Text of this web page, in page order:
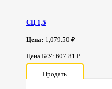
СЦ 1,5
Цена: 1,079.50 ₽
Цена Б/У: 607.81 ₽
Продать